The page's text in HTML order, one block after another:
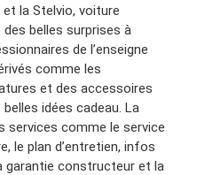
la Stelvio, voiture
belles surprises à
de l’enseigne
comme les
et des accessoires
idées cadeau. La
comme le service
le plan d’entretien, infos
garantie constructeur et la